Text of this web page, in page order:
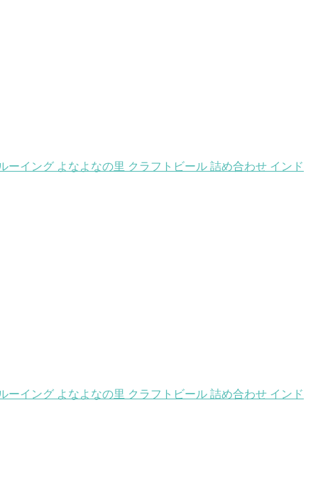
イング よなよなの里 クラフトビール 詰め合わせ インド
イング よなよなの里 クラフトビール 詰め合わせ インド